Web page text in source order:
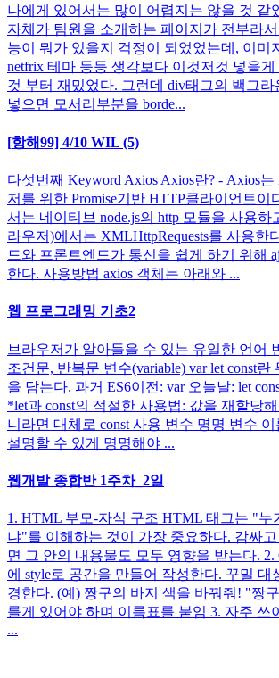
나에게 있어서는 많이 어렵지는 않을 것 같
자체가 팀원을 소개하는 페이지가 전부라서
능이 뭐가 있을지 걱정이 되었었는데, 이미
netfrix 테마 등등 생각보다 이것저것 넣을
것 부터 재밌었다. 그런데 div태그의 백그
넣으면 모서리부분을 borde...
[항해99] 4/10 WIL (5)
다섯번째 Keyword Axios Axios란? - Axios는
저를 위한 Promise기반 HTTP클라이언트이
서는 네이티브 node.js의 http 모듈을 사용하
라우저)에서는 XMLHttpRequests를 사용한
드와 프론트엔드가 통신을 쉽게 하기 위해
한다. 사용방법 axios 객체는 아래와 ...
웹 프로그래밍 기초2
브라우저가 알아들을 수 있는 유일한 언어
조건문, 반복문 변수(variable) var let const
을 담는다. 과거 ES6이전: var 오늘날: let
*let과 const의 적절한 사용법: 값을 재할당
니라면 대체로 const 사용 변수 명명 변수
설명할 수 있게 명명해야 ...
웹개발 종합반 1주차_2일
1. HTML 부모-자식 구조 HTML 태그는 "누
냐"를 이해하는 것이 가장 중요하다. 감싸
면 그 안의 내용물도 모두 영향을 받는다. 2.
에 style로 공간을 만들어 작성한다. 꾸밀 대
경한다. (예) 짱구의 바지 색을 바꿔줘! "짱
를게 있어야 하며 이름표를 붙임 3. 자주 쓰
...